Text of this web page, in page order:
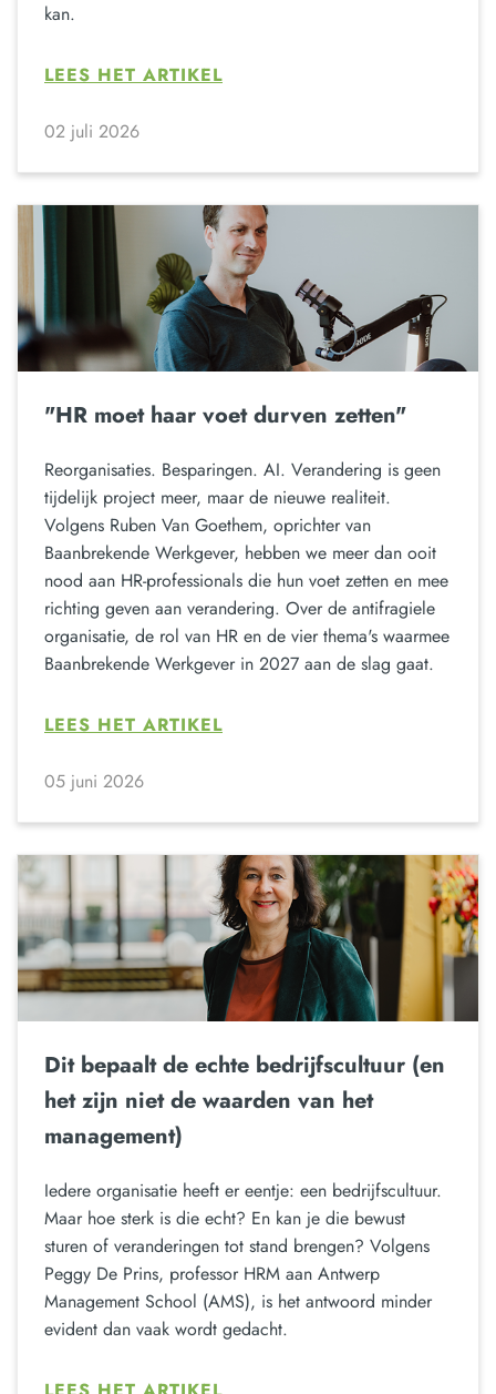
kan.
LEES HET ARTIKEL
02 juli 2026
"HR moet haar voet durven zetten"
Reorganisaties. Besparingen. AI. Verandering is geen
tijdelijk project meer, maar de nieuwe realiteit.
Volgens Ruben Van Goethem, oprichter van
Baanbrekende Werkgever, hebben we meer dan ooit
nood aan HR-professionals die hun voet zetten en mee
richting geven aan verandering. Over de antifragiele
organisatie, de rol van HR en de vier thema's waarmee
Baanbrekende Werkgever in 2027 aan de slag gaat.
LEES HET ARTIKEL
05 juni 2026
Dit bepaalt de echte bedrijfscultuur (en
het zijn niet de waarden van het
management)
Iedere organisatie heeft er eentje: een bedrijfscultuur.
Maar hoe sterk is die echt? En kan je die bewust
sturen of veranderingen tot stand brengen? Volgens
Peggy De Prins, professor HRM aan Antwerp
Management School (AMS), is het antwoord minder
evident dan vaak wordt gedacht.